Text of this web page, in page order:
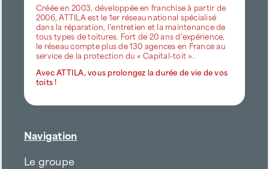
Créée en 2003, développée en franchise à partir de
2006, ATTILA est le 1er réseau national spécialisé
dans la réparation, l’entretien et la maintenance de
tous types de toitures. Fort de 20 ans d’expérience,
le réseau compte plus de 130 agences en France au
service de la protection du « Capital-toit ».
Avec ATTILA, vous prolongez la durée de vie de vos
toits !
Navigation
Le groupe